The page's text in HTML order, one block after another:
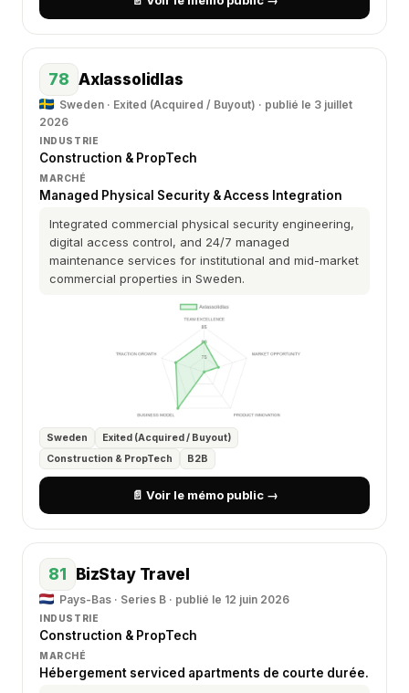
78 Axlassolidlas
Sweden · Exited (Acquired / Buyout) · publié le 3 juillet
2026
INDUSTRIE
Construction & PropTech
MARCHÉ
Managed Physical Security & Access Integration
Integrated commercial physical security engineering,
digital access control, and 24/7 managed
maintenance services for institutional and mid-market
commercial properties in Sweden.
Sweden
Exited (Acquired / Buyout)
Construction & PropTech
B2B
📄 Voir le mémo public →
81 BizStay Travel
Pays-Bas · Series B · publié le 12 juin 2026
INDUSTRIE
Construction & PropTech
MARCHÉ
Hébergement serviced apartments de courte durée.